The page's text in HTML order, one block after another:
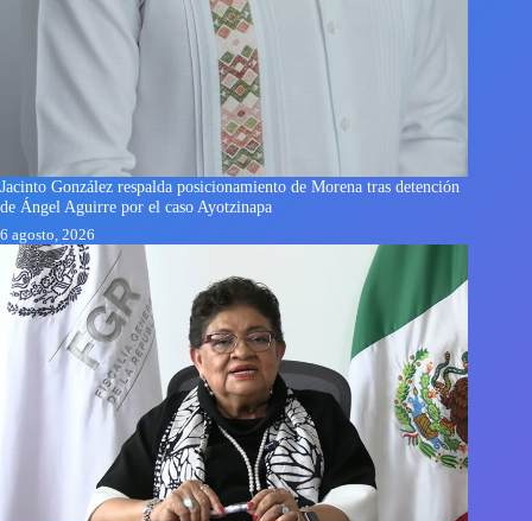
Jacinto González respalda posicionamiento de Morena tras detención
de Ángel Aguirre por el caso Ayotzinapa
6 agosto, 2026